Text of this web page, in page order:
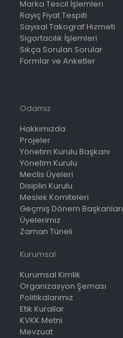
Marka Tescil İşlemleri
Rayiç Fiyat Tespiti
Sayısal Takograf Hizmeti
Sigortacılık İşlemleri
Sıkça Sorulan Sorular
Formlar ve Anketler
Odamız
Hakkımızda
Projeler
Yönetim Kurulu Başkanı
Yönetim Kurulu
Meclis Üyeleri
Disiplin Kurulu
Meslek Komiteleri
Geçmiş Dönem Başkanları
Üyelerimiz
Zaman Tüneli
Kurumsal
Kurumsal Kimlik
Organizasyon Şeması
Politikalarımız
Etik Kurallar
KVKK Metni
Mevzuat